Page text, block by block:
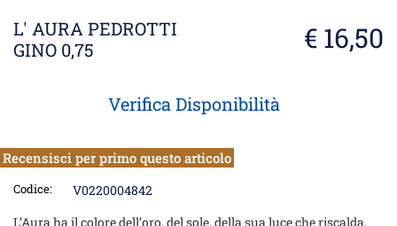
L' AURA PEDROTTI
GINO 0,75
€ 16,50
Verifica Disponibilità
Recensisci per primo questo articolo
Codice:
V0220004842
L’Aura ha il colore dell’oro, del sole, della sua luce che riscalda,